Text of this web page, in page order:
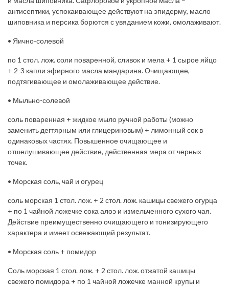
антисептики, успокаивающее действуют на эпидерму, масло
шиповника и персика борются с увяданием кожи, омолаживают.
• Яично-солевой
по 1 стол. лож. соли поваренной, сливок и мела + 1 сырое яйцо
+ 2-3 капли эфирного масла мандарина. Очищающее,
подтягивающее и омолаживающее действие.
• Мыльно-солевой
соль поваренная + жидкое мыло ручной работы (можно
заменить дегтярным или глицериновым) + лимонный сок в
одинаковых частях. Повышенное очищающее и
отшелушивающее действие, действенная мера от черных
точек.
• Морская соль, чай и огурец
соль морская 1 стол. лож. + 2 стол. лож. кашицы свежего огурца
+ по 1 чайной ложечке сока алоэ и измельченного сухого чая.
Действие преимущественно очищающего и тонизирующего
характера и имеет освежающий результат.
• Морская соль + помидор
Соль морская 1 стол. лож. + 2 стол. лож. отжатой кашицы
свежего помидора + по 1 чайной ложечке манной крупы и